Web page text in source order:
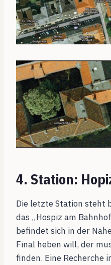
4. Station:
Die letzte Station steht
das „Hospiz am
befindet sich in der
Final heben will, der
finden. Eine Recherche